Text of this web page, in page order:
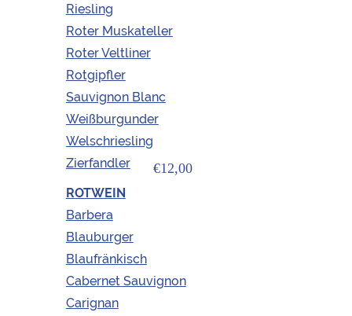
€12,00
Blanc de Blancs „La Petite “ 2023
Weingut
Riesling
Roter Muskateller
Roter Veltliner
Rotgipfler
Sauvignon Blanc
Weißburgunder
Welschriesling
Zierfandler
ROTWEIN
Barbera
Blauburger
Blaufränkisch
Cabernet Sauvignon
Carignan